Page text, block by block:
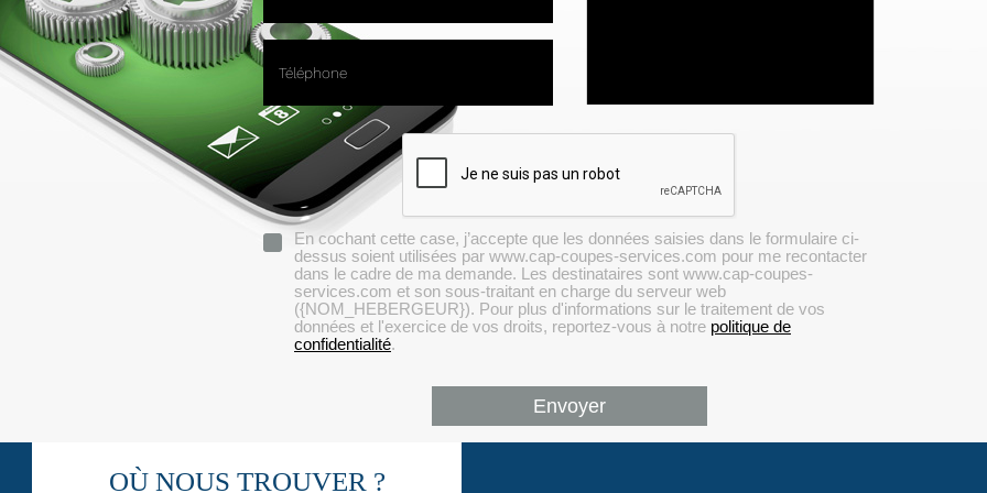
Téléphone
En cochant cette case, j’accepte que les données saisies dans le formulaire ci-
dessus soient utilisées par www.cap-coupes-services.com pour me recontacter
dans le cadre de ma demande. Les destinataires sont www.cap-coupes-
services.com et son sous-traitant en charge du serveur web
({NOM_HEBERGEUR}). Pour plus d'informations sur le traitement de vos
données et l'exercice de vos droits, reportez-vous à notre politique de
confidentialité.
OÙ NOUS TROUVER ?